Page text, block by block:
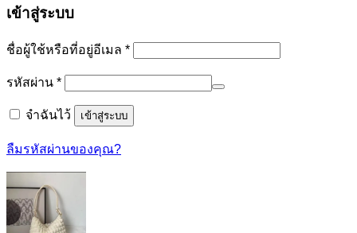
เข้าสู่ระบบ
ชื่อผู้ใช้หรือที่อยู่อีเมล *ต้องการ
รหัสผ่าน *ต้องการ
จำฉันไว้ เข้าสู่ระบบ
ลืมรหัสผ่านของคุณ?